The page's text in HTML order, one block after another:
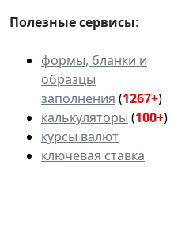
Полезные сервисы:
формы, бланки и
образцы
заполнения (1267+)
калькуляторы (100+)
курсы валют
ключевая ставка